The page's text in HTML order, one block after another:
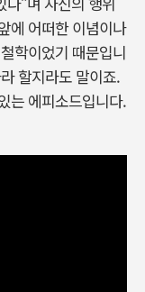
에 어떠한 이념이나
학이었기 때문입니
할지라도 말이죠.
는 에피소드입니다.